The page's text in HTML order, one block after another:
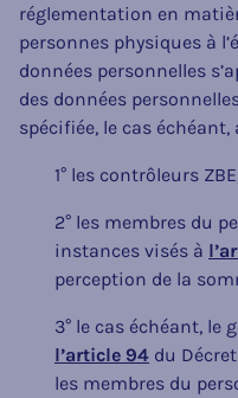
réglementation en
personnes physiques à
données personnelles
des données
spécifiée, le cas
1° les contrôleurs
2° les membres du
instances visés à
perception de la
3° le cas échéant, le
l’article 94 du
les membres du